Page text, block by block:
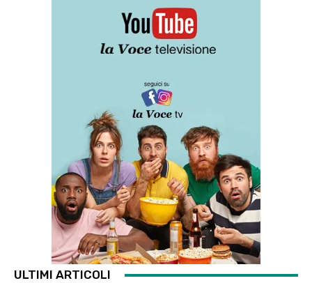
ULTIMI ARTICOLI